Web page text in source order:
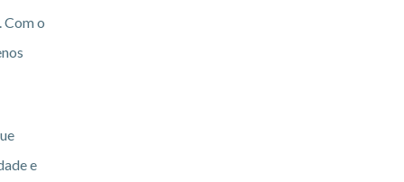
Com o
e